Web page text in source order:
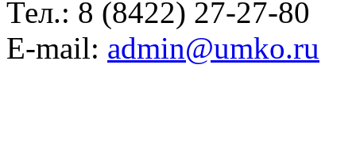
Тел.: 8 (8422) 27-27-80
E-mail: admin@umko.ru